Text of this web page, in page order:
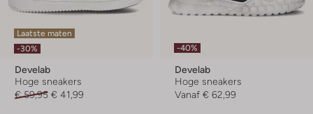
Laatste maten
-30%
Develab
Hoge sneakers
€ 59,95 € 41,99
-40%
Develab
Hoge sneakers
Vanaf € 62,99